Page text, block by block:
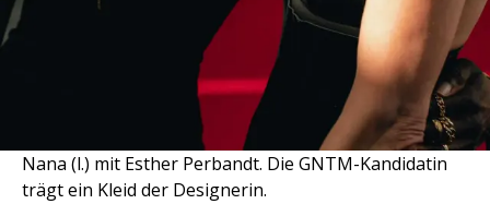
Nana (l.) mit Esther Perbandt. Die GNTM-Kandidatin
trägt ein Kleid der Designerin.